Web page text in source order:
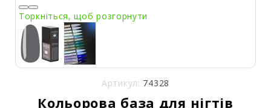
Торкніться, щоб розгорнути
Артикул: 74328
Кольорова база для нігтів